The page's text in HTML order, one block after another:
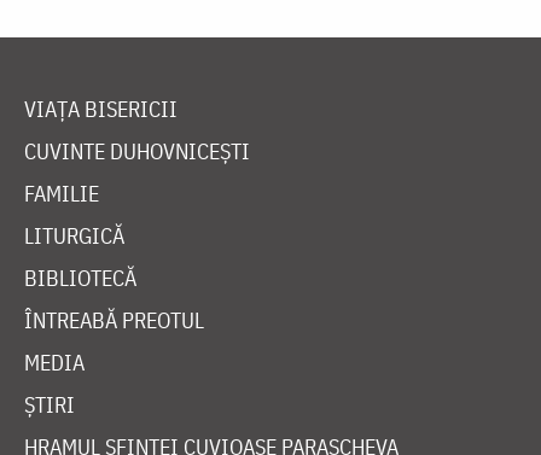
VIAȚA BISERICII
CUVINTE DUHOVNICEȘTI
FAMILIE
LITURGICĂ
BIBLIOTECĂ
ÎNTREABĂ PREOTUL
MEDIA
ȘTIRI
HRAMUL SFINTEI CUVIOASE PARASCHEVA